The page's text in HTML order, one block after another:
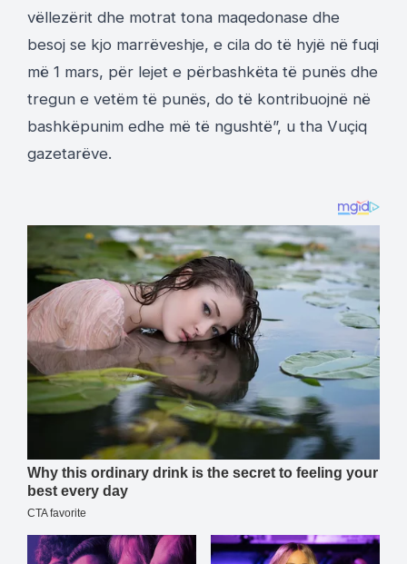
vëllezërit dhe motrat tona maqedonase dhe
besoj se kjo marrëveshje, e cila do të hyjë në fuqi
më 1 mars, për lejet e përbashkëta të punës dhe
tregun e vetëm të punës, do të kontribuojnë në
bashkëpunim edhe më të ngushtë”, u tha Vuçiq
gazetarëve.